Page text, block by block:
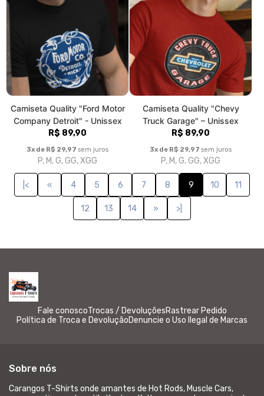
R$ 89,90
P, M, G, GG, XGG
R$ 89,90
sem juros
P, M, G, GG, XGG
« 4 5 6 8 9 10 11
12 13 » >|
Fale conosco Trocas / DevoluçõesRastrear Pedido
Política de Troca e Devolução
Denuncie o Uso Ilegal de Marcas
carros antigos e do estilo Kustom Kulture, encontram camisetas
que aceleram o coração e expressam sua identidade. Vista o
estilo Kustom agora!
© Dados do vendedor: CPF 022.949.228-24